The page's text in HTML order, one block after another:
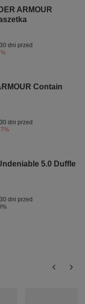
ARMOUR
dni przed
Contain
dni przed
5.0 Duffle
dni przed